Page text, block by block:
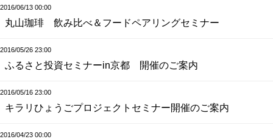
2016/06/13 00:00
丸山珈琲 飲み比べ＆フードペアリングセミナー
2016/05/26 23:00
ふるさと投資セミナーin京都 開催のご案内
2016/05/16 23:00
キラリひょうごプロジェクトセミナー開催のご案内
2016/04/23 00:00